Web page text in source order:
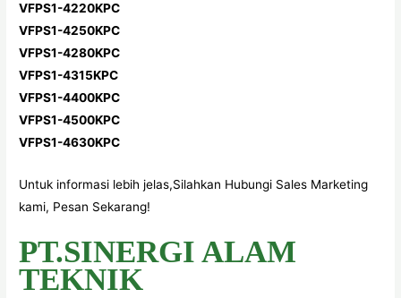
VFPS1-4220KPC
VFPS1-4250KPC
VFPS1-4280KPC
VFPS1-4315KPC
VFPS1-4400KPC
VFPS1-4500KPC
VFPS1-4630KPC
Untuk informasi lebih jelas,Silahkan Hubungi Sales Marketing
kami, Pesan Sekarang!
PT.SINERGI ALAM
TEKNIK